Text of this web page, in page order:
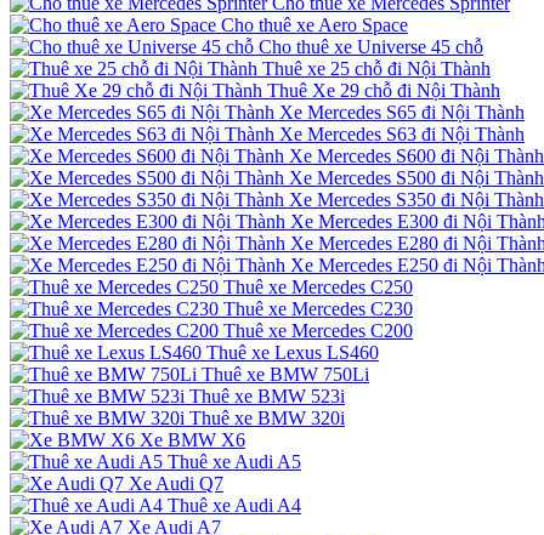
Cho thuê xe Aero Space
Cho thuê xe Universe 45 chỗ
Thuê xe 25 chỗ đi Nội Thành
Thuê Xe 29 chỗ đi Nội Thành
Xe Mercedes S65 đi Nội Thành
Xe Mercedes S63 đi Nội Thành
Xe Mercedes S600 đi Nội Thành
Xe Mercedes S500 đi Nội Thành
Xe Mercedes S350 đi Nội Thành
Xe Mercedes E300 đi Nội
Xe Mercedes E280 đi Nội
Xe Mercedes E250 đi Nội
Thuê xe Mercedes C250
Thuê xe Mercedes C230
Thuê xe Mercedes C200
Thuê xe Lexus LS460
Thuê xe BMW 750Li
Thuê xe BMW 523i
Thuê xe BMW 320i
Xe BMW X6
Thuê xe Audi A5
Xe Audi Q7
Thuê xe Audi A4
Xe Audi A7